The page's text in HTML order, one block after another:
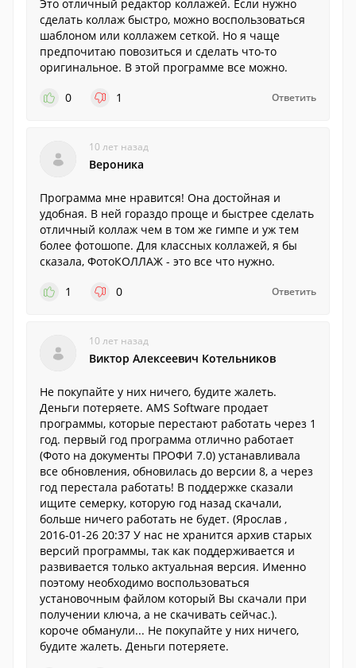
Это отличный редактор коллажей. Если нужно
сделать коллаж быстро, можно воспользоваться
шаблоном или коллажем сеткой. Но я чаще
предпочитаю повозиться и сделать что-то
оригинальное. В этой программе все можно.
0
1 Ответить
10 лет назад
Вероника
Программа мне нравится! Она достойная и
удобная. В ней гораздо проще и быстрее сделать
отличный коллаж чем в том же гимпе и уж тем
более фотошопе. Для классных коллажей, я бы
сказала, ФотоКОЛЛАЖ - это все что нужно.
1
0 Ответить
10 лет назад
Виктор Алексеевич Котельников
Не покупайте у них ничего, будите жалеть.
Деньги потеряете. AMS Software продает
программы, которые перестают работать через 1
год. первый год программа отлично работает
(Фото на документы ПРОФИ 7.0) устанавливала
все обновления, обновилась до версии 8, а через
год перестала работать! В поддержке сказали
ищите семерку, которую год назад скачали,
больше ничего работать не будет. (Ярослав ,
2016-01-26 20:37 У нас не хранится архив старых
версий программы, так как поддерживается и
развивается только актуальная версия. Именно
поэтому необходимо воспользоваться
установочным файлом который Вы скачали при
получении ключа, а не скачивать сейчас.).
короче обманули... Не покупайте у них ничего,
будите жалеть. Деньги потеряете.